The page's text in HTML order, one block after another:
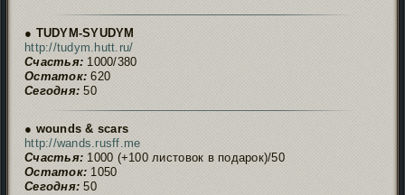
● TUDYM-SYUDYM
http://tudym.hutt.ru/
Счастья: 1000/380
Остаток: 620
Сегодня: 50
● wounds & scars
http://wands.rusff.me
Счастья: 1000 (+100 листовок в подарок)/50
Остаток: 1050
Сегодня: 50